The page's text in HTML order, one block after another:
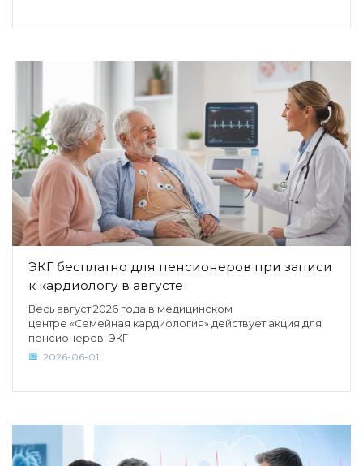
ЭКГ бесплатно для пенсионеров при записи
к кардиологу в августе
Весь август 2026 года в медицинском
центре «Семейная кардиология» действует акция для
пенсионеров: ЭКГ
2026-06-01